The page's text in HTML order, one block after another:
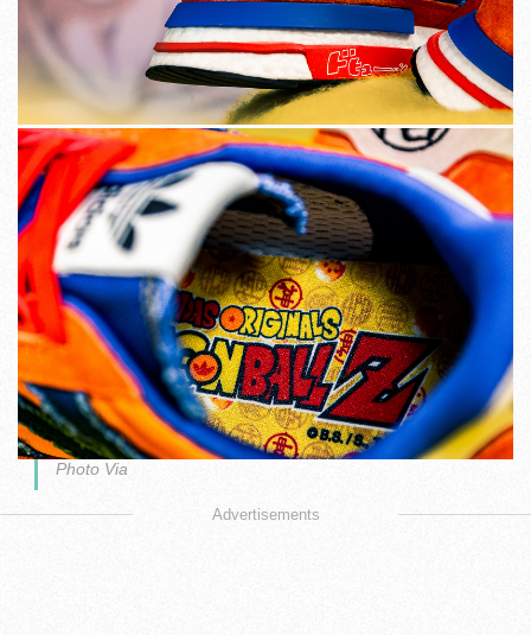
Photo Via
Advertisements